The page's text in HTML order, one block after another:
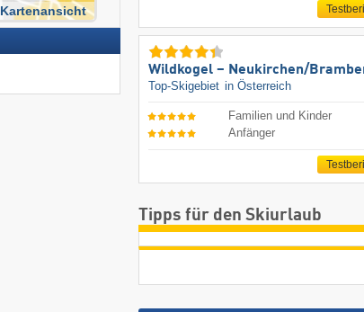
Kartenansicht
Wildkogel – Neukirchen/​
Top-Skigebiet in Österreich
Familien und Kinder
Anfänger
Tipps für den Skiurlaub